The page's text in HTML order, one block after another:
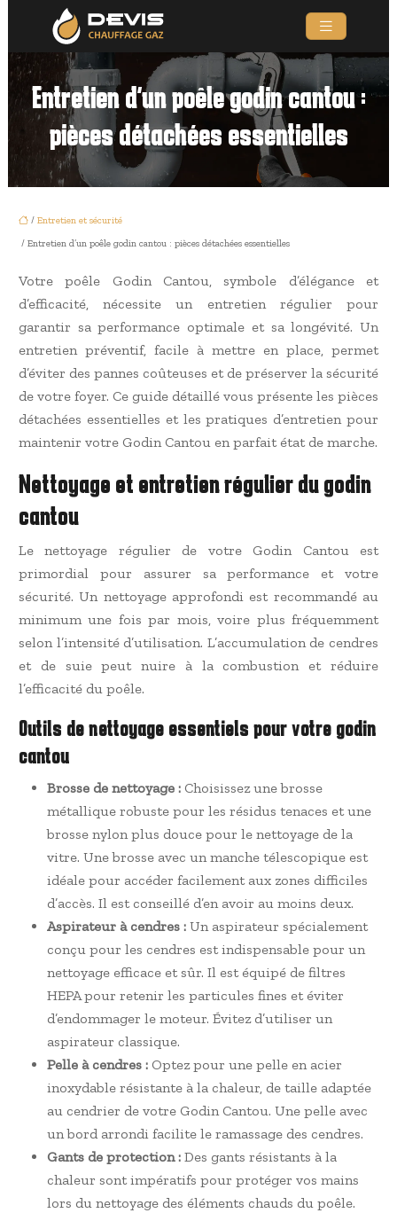
Entretien d’un poêle godin cantou :
pièces détachées essentielles
/ Entretien et sécurité
/ Entretien d’un poêle godin cantou : pièces détachées essentielles
Votre poêle Godin Cantou, symbole d’élégance et
d’efficacité, nécessite un entretien régulier pour
garantir sa performance optimale et sa longévité. Un
entretien préventif, facile à mettre en place, permet
d’éviter des pannes coûteuses et de préserver la sécurité
de votre foyer. Ce guide détaillé vous présente les pièces
détachées essentielles et les pratiques d’entretien pour
maintenir votre Godin Cantou en parfait état de marche.
Nettoyage et entretien régulier du godin
cantou
Le nettoyage régulier de votre Godin Cantou est
primordial pour assurer sa performance et votre
sécurité. Un nettoyage approfondi est recommandé au
minimum une fois par mois, voire plus fréquemment
selon l’intensité d’utilisation. L’accumulation de cendres
et de suie peut nuire à la combustion et réduire
l’efficacité du poêle.
Outils de nettoyage essentiels pour votre godin
cantou
Brosse de nettoyage : Choisissez une brosse
métallique robuste pour les résidus tenaces et une
brosse nylon plus douce pour le nettoyage de la
vitre. Une brosse avec un manche télescopique est
idéale pour accéder facilement aux zones difficiles
d’accès. Il est conseillé d’en avoir au moins deux.
Aspirateur à cendres : Un aspirateur spécialement
conçu pour les cendres est indispensable pour un
nettoyage efficace et sûr. Il est équipé de filtres
HEPA pour retenir les particules fines et éviter
d’endommager le moteur. Évitez d’utiliser un
aspirateur classique.
Pelle à cendres : Optez pour une pelle en acier
inoxydable résistante à la chaleur, de taille adaptée
au cendrier de votre Godin Cantou. Une pelle avec
un bord arrondi facilite le ramassage des cendres.
Gants de protection : Des gants résistants à la
chaleur sont impératifs pour protéger vos mains
lors du nettoyage des éléments chauds du poêle.